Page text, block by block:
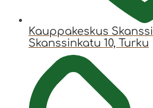
Kauppakeskus Skanssi
Skanssinkatu 10, Turku